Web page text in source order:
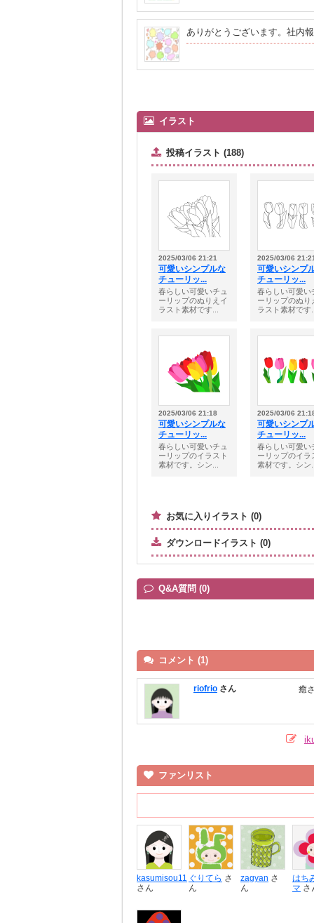
ありがとうございます。社内
イラスト
投稿イラスト (188)
2025/03/06 21:21
可愛いシンプルな
チューリッ...
春らしい可愛いチュ
ーリップのぬりえイ
ラスト素材です...
2025/03/06
可愛いシンプ
チューリッ...
春らしい可愛い
ーリップのぬり
ラスト素材です
2025/03/06 21:18
可愛いシンプルな
チューリッ...
春らしい可愛いチュ
ーリップのイラスト
素材です。シン...
2025/03/06
可愛いシンプ
チューリッ...
春らしい可愛い
ーリップのイラ
素材です。シン
お気に入りイラスト (0)
ダウンロードイラスト (0)
Q&A質問 (0)
コメント (1)
riofrio さん 癒
ファンリスト
kasumisou11
さん
ぐりてら さ
ん
zagyan さ
ん
はち
マ さ